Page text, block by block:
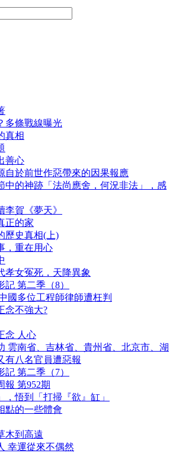
多條戰線曝光
真相
善心
自於前世作惡帶來的因果報應
中的神跡「法尚應舍，何況非法」，感
賀《夢天》
正的家
歷史真相(上)
，重在用心
孝女冤死，天降異象
記 第二季（8）
國多位工程師律師遭枉判
念不強大?
念 人心
雲南省、吉林省、貴州省、北京市、湖
有八名官員遭惡報
記 第二季（7）
報 第952期
，悟到「打掃『欲』缸」
點的一些體會
木到高遠
幸運從來不偶然